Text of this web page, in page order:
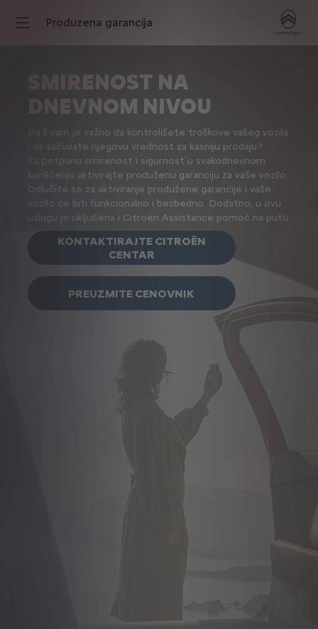
Produzena garancija
SMIRENOST NA
DNEVNOM NIVOU
Da li vam je važno da kontrolišete troškove vašeg vozila
i da sačuvate njegovu vrednost za kasniju prodaju?
Za potpunu smirenost i sigurnost u svakodnevnom
korišćenju aktivirajte produženu garanciju za vaše vozilo.
Odlučite se za aktiviranje produžene garancije i vaše
vozilo će biti funkcionalno i bezbedno. Dodatno, u ovu
uslugu je uključena i Citroën Assistance pomoć na putu.
KONTAKTIRAJTE CITROËN
CENTAR
PREUZMITE CENOVNIK